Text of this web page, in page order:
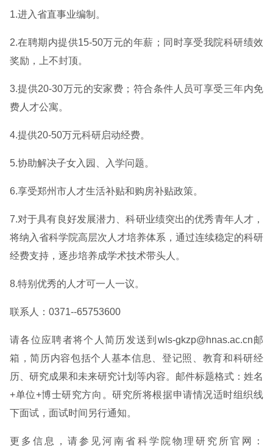
1.进入省直事业编制。
2.在聘期内提供15-50万元的年薪；同时享受我院科研绩效
奖励，上不封顶。
3.提供20-30万元的安家费；符合条件人员可享受三年内免
费人才公寓。
4.提供20-50万元科研启动经费。
5.协助解决子女入园、入学问题。
6.享受郑州市人才生活补贴和购房补贴政策。
7.对于具有良好发展潜力、科研业绩突出的优秀青年人才，
将纳入省科学院高层次人才培养体系，通过连续稳定的科研
经费支持，逐步培养成学术技术带头人。
8.特别优秀的人才可一人一议。
联系人：0371--65753600
请各位应聘者将个人简历发送到wls-gkzp@hnas.ac.cn邮
箱，简历内容包括个人基本信息、登记照、教育和科研经
历、研究成果和未来研究计划等内容。邮件标题格式：姓名
+单位+博士研究方向。研究所将根据申请情况适时组织线
下面试，面试时间另行通知。
更多信息，请参见河南省科学院物理研究所官网：